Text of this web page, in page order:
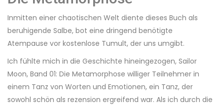
Inmitten einer chaotischen Welt diente dieses Buch als
beruhigende Salbe, bot eine dringend benötigte
Atempause vor kostenlose Tumult, der uns umgibt.
Ich fühlte mich in die Geschichte hineingezogen, Sailor
Moon, Band 01: Die Metamorphose williger Teilnehmer in
einem Tanz von Worten und Emotionen, ein Tanz, der
sowohl schön als rezension ergreifend war. Als ich durch die